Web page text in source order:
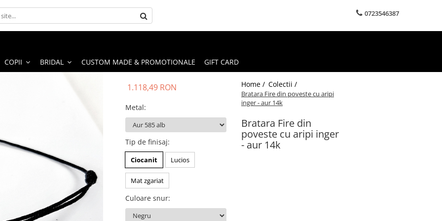
0723546387
COPII BRIDAL CUSTOM MADE & PROMOTIONALE GIFT CARD
Home / Colectii /
Bratara Fire din poveste cu aripi
inger - aur 14k
Bratara Fire din
poveste cu aripi inger
- aur 14k
1.118,49 RON
Metal:
Tip de finisaj:
Ciocanit Lucios
Mat zgariat
Culoare snur: